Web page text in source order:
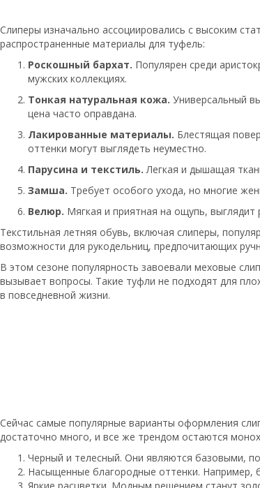
Слиперы изначально ассоциировались с высоким
распространенные материалы для туфель:
Роскошный бархат. Популярен среди
мужских коллекциях.
Тонкая натуральная кожа. Универсальный
цена часто оправдана.
Лакированные материалы. Блестящая
оттенки могут выглядеть неуместно.
Парусина и текстиль. Легкая и дышащая
Замша. Требует особого ухода, но многие
Велюр. Мягкая и приятная на ощупь,
Текстильная летняя обувь, включая слиперы,
возможности для рукодельниц, предпочитающих
В этом сезоне популярность завоевали меховые
вызывает вопросы. Такие туфли не подходят для
в повседневной жизни.
Сейчас самые популярные варианты оформления
достаточно много, и все же трендом остаются
Черный и телесный. Они являются базовыми,
Насыщенные благородные оттенки. Например,